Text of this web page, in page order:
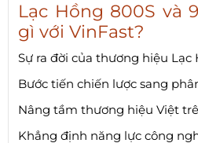
Lạc Hồng 800S và
gì với VinFast?
Sự ra đời của thương hiệu Lạc
Bước tiến chiến lược sang
Nâng tầm thương hiệu Việt
Khẳng định năng lực công